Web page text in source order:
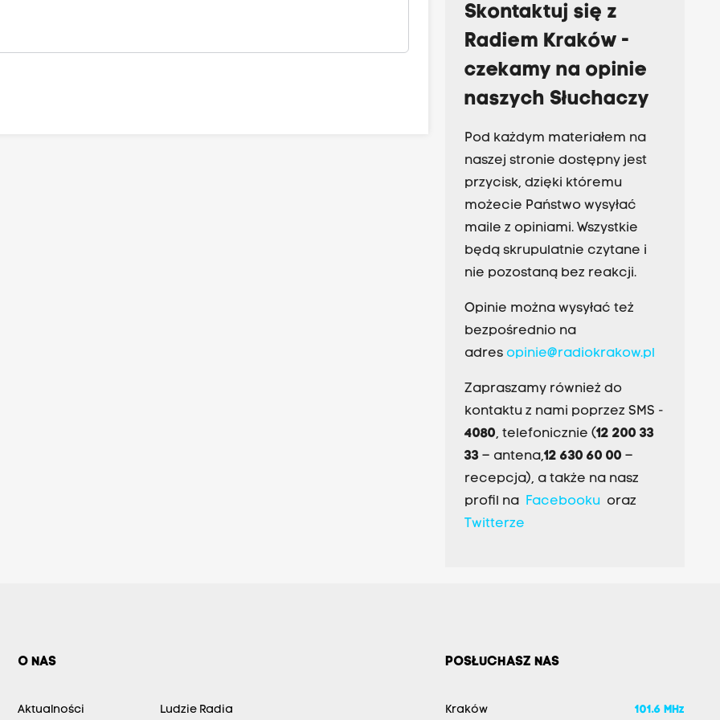
Skontaktuj się z
Radiem Kraków -
czekamy na opinie
naszych Słuchaczy
Pod każdym materiałem na
naszej stronie dostępny jest
przycisk, dzięki któremu
możecie Państwo wysyłać
maile z opiniami. Wszystkie
będą skrupulatnie czytane i
nie pozostaną bez reakcji.
Opinie można wysyłać też
bezpośrednio na
adres opinie@radiokrakow.pl
Zapraszamy również do
kontaktu z nami poprzez SMS -
4080, telefonicznie (12 200 33
33– antena,12 630 60 00 –
recepcja), a także na nasz
profil na Facebookuoraz
Twitterze
O NAS
Aktualności Ludzie Radia
POSŁUCHASZ NAS
Kraków 101.6 MHz